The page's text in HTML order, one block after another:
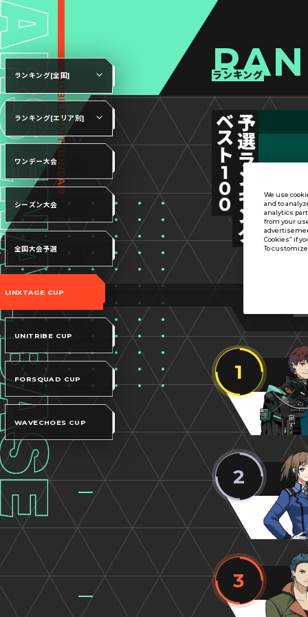
ランキング
1
2
3
ランキング[全国]
ランキング[エリア別]
ワンデー大会
シーズン大会
全国大会予選
LINXTAGE CUP
UNITRIBE CUP
FORSQUAD CUP
WAVECHOES CUP
We use
and to
analytics
from your
Cookies” if
To